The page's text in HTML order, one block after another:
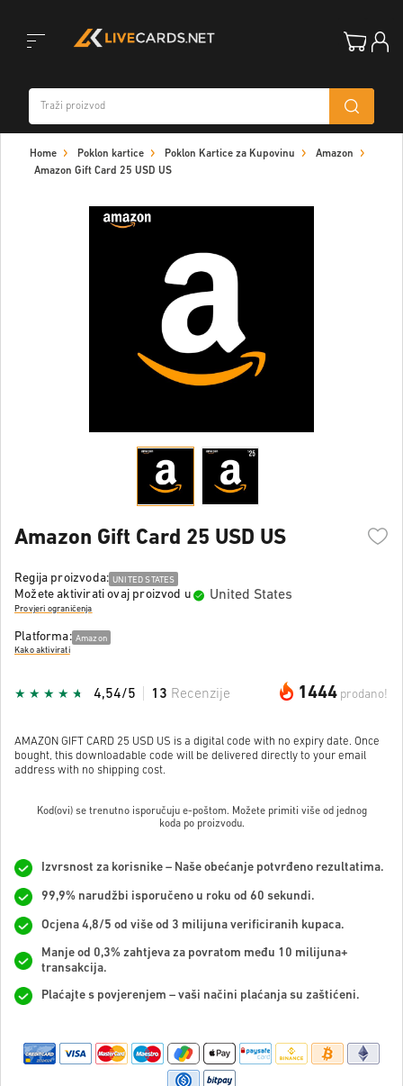
navigation
Home Poklon kartice Poklon Kartice za Kupovinu
Amazon
Amazon Gift Card 25 USD US
Amazon Gift Card 25 USD US
Regija proizvoda: UNITED STATES
Možete aktivirati ovaj proizvod u United States
Provjeri ograničenja
Platforma: Amazon
Kako aktivirati
1444 prodano!
4,54/5 13 Recenzije
AMAZON GIFT CARD 25 USD US is a digital code with no expiry date. Once
bought, this downloadable code will be delivered directly to your email
address with no shipping cost.
Kod(ovi) se trenutno isporučuju e-poštom. Možete primiti više od jednog
koda po proizvodu.
Izvrsnost za korisnike – Naše obećanje potvrđeno rezultatima.
99,9% narudžbi isporučeno u roku od 60 sekundi.
Ocjena 4,8/5 od više od 3 milijuna verificiranih kupaca.
Manje od 0,3% zahtjeva za povratom među 10 milijuna+
transakcija.
Plaćajte s povjerenjem – vaši načini plaćanja su zaštićeni.